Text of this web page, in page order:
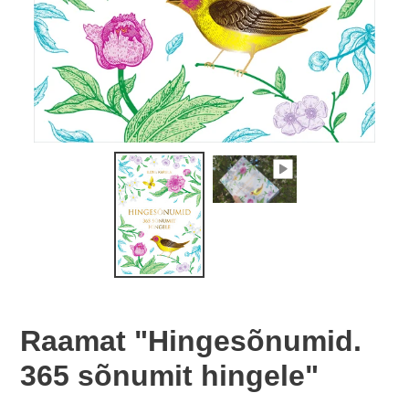
Raamat "Hingesõnumid.
365 sõnumit hingele"